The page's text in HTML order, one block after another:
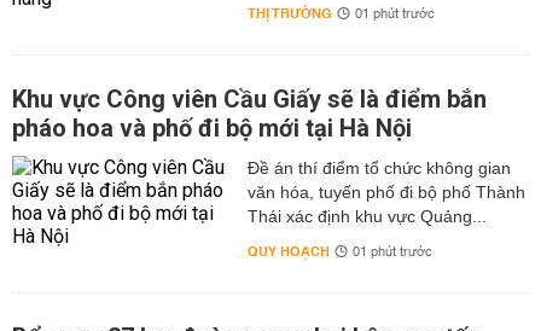
THỊ TRƯỜNG 01 phút trước
Khu vực Công viên Cầu Giấy sẽ là điểm bắn
pháo hoa và phố đi bộ mới tại Hà Nội
Đề án thí điểm tổ chức không gian
văn hóa, tuyến phố đi bộ phố Thành
Thái xác định khu vực Quảng...
QUY HOẠCH 01 phút trước